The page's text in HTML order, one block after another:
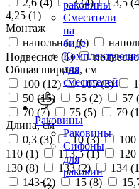
раковины
Смесители
на
биде
для
смесителей
Раковины
Раковины
Сифоны
для
раковин
4,25 (1)
Монтаж
напольная (6)
Подвесное (1)
Общая ширина, см
100 (12) 105 (3)
50 (15) 55 (2) 57 (
70 (7) 75 (5) 79 (1
Длина, см
0,3 (3) 10 (3) 100
110 (1) 113,5 (1) 120
130 (8) 133 (2) 134 (1
143 (2) 15 (8)